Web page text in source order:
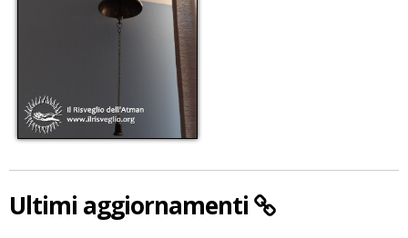
Ultimi aggiornamenti